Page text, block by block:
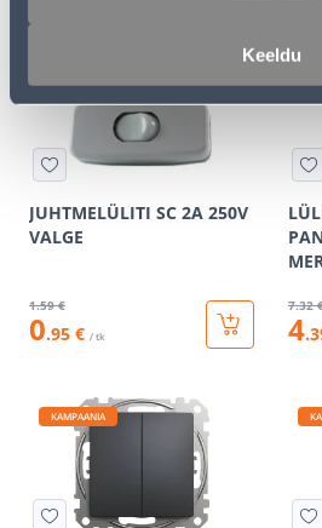
Keeldu
JUHTMELÜLITI SC 2A 250V
VALGE
1.59 €
0.95 € / tk
7.32
4
KAMPAANIA